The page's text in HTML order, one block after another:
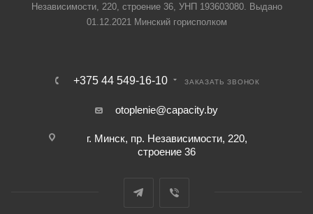
Независимости, 220, строение 36, УНП 193603080. Выдано
01.12.2021 Минский горисполком
+375 44 549-16-10 ЗАКАЗАТЬ ЗВОНОК
otoplenie@capacity.by
г. Минск, пр. Независимости, 220,
строение 36